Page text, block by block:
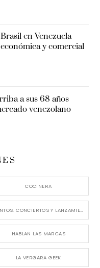
en Venezuela
y comercial
a sus 68 años
venezolano
COCINERA
EVENTOS, CONCIERTOS Y LANZAMIENTOS
HABLAN LAS MARCAS
LA VERGARA GEEK